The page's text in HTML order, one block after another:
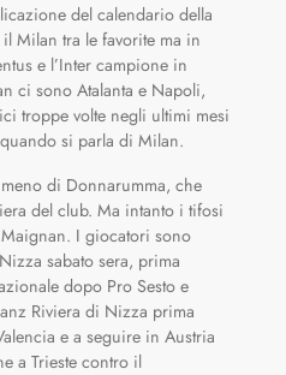
del calendario della
Milan tra le favorite ma in
e l’Inter campione in
ci sono Atalanta e Napoli,
troppe volte negli ultimi mesi
si parla di Milan.
di Donnarumma, che
del club. Ma intanto i tifosi
I giocatori sono
sabato sera, prima
dopo Pro Sesto e
Riviera di Nizza prima
e a seguire in Austria
a Trieste contro il